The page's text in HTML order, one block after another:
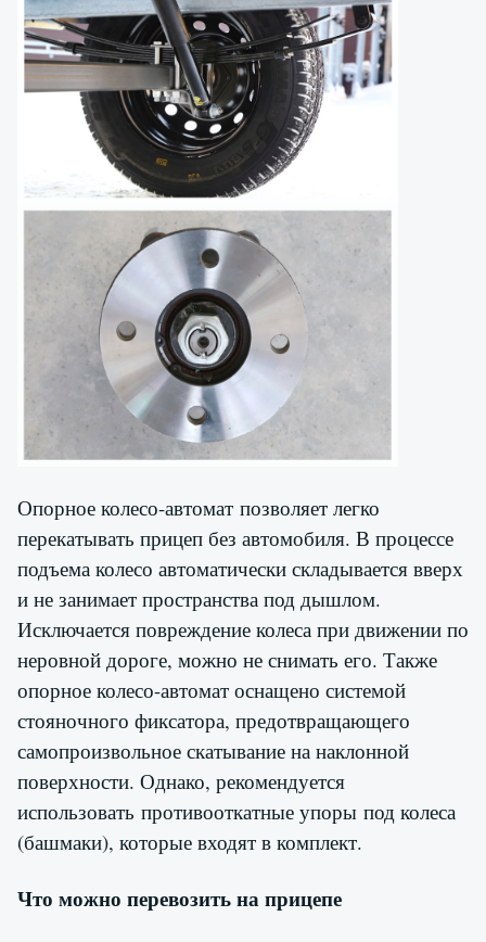
Опорное колесо-автомат позволяет легко
перекатывать прицеп без автомобиля. В процессе
подъема колесо автоматически складывается вверх
и не занимает пространства под дышлом.
Исключается повреждение колеса при движении по
неровной дороге, можно не снимать его. Также
опорное колесо-автомат оснащено системой
стояночного фиксатора, предотвращающего
самопроизвольное скатывание на наклонной
поверхности. Однако, рекомендуется
использовать противооткатные упоры под колеса
(башмаки), которые входят в комплект.
Что можно перевозить на прицепе